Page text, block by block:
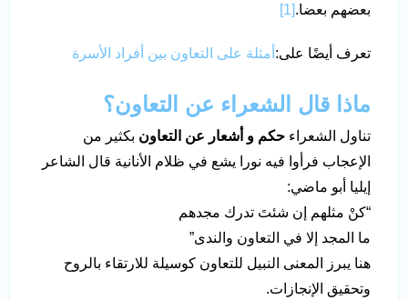
بعضهم بعضا.[1]
تعرف أيضًا على: أمثلة على التعاون بين أفراد الأسرة
ماذا قال الشعراء عن التعاون؟
تناول الشعراء حكم و أشعار عن التعاون بكثير من
الإعجاب فرأوا فيه نورا يشع في ظلام الأنانية قال الشاعر
إيليا أبو ماضي:
“كنْ مثلهم إن شئتَ تدرك مجدهم
ما المجد إلا في التعاون والندى”
هنا يبرز المعنى النبيل للتعاون كوسيلة للارتقاء بالروح
وتحقيق الإنجازات.